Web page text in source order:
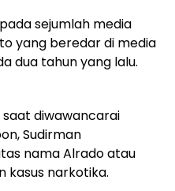
sejumlah media
yang beredar di media
dua tahun yang lalu.
saat diwawancarai
Sudirman
nama Alrado atau
kasus narkotika.